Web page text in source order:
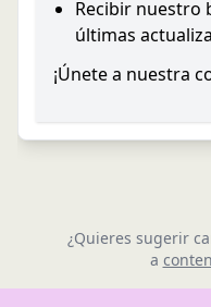
Recibir nuestro
últimas
¡Únete a nuestra
¿Quieres sugerir
a